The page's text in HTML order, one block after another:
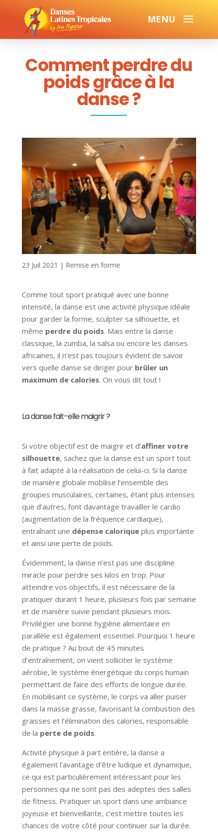
Comment perdre du
poids grâce à la
danse ?
23 Juil 2021 | Remise en forme
Comme tout sport pratiqué avec une bonne
intensité, la danse est une activité physique idéale
pour garder la forme, sculpter sa silhouette, et
même perdre du poids. Mais entre la danse
classique, la zumba, la salsa ou encore les danses
africaines, il n’est pas toujours évident de savoir
vers quelle danse se diriger pour brûler un
maximum de calories. On vous dit tout !
La danse fait-elle maigrir ?
Si votre objectif est de maigrir et d’affiner votre
silhouette, sachez que la danse est un sport tout
à fait adapté à la réalisation de celui-ci. Si la danse
de manière globale mobilise l’ensemble des
groupes musculaires, certaines, étant plus intenses
que d’autres, font davantage travailler le cardio
(augmentation de la fréquence cardiaque),
entraînant une dépense caloriqueplus importante
et ainsi une perte de poids.
Évidemment, la danse n’est pas une discipline
miracle pour perdre ses kilos en trop. Pour
atteindre vos objectifs, il est nécessaire de la
pratiquer durant 1 heure, plusieurs fois par semaine
et de manière suivie pendant plusieurs mois.
Privilégier une bonne hygiène alimentaire en
parallèle est également essentiel. Pourquoi 1 heure
de pratique ? Au bout de 45 minutes
d’entraînement, on vient solliciter le système
aérobie, le système énergétique du corps humain
permettant de faire des efforts de longue durée.
En mobilisant ce système, le corps va aller puiser
dans la masse grasse, favorisant la combustion des
graisses et l’élimination des calories, responsable
de la perte de poids.
Activité physique à part entière, la danse a
également l’avantage d’être ludique et dynamique,
ce qui est particulièrement intéressant pour les
personnes qui ne sont pas des adeptes des salles
de fitness. Pratiquer un sport dans une ambiance
joyeuse et bienveillante, c’est mettre toutes les
chances de votre côté pour continuer sur la durée.